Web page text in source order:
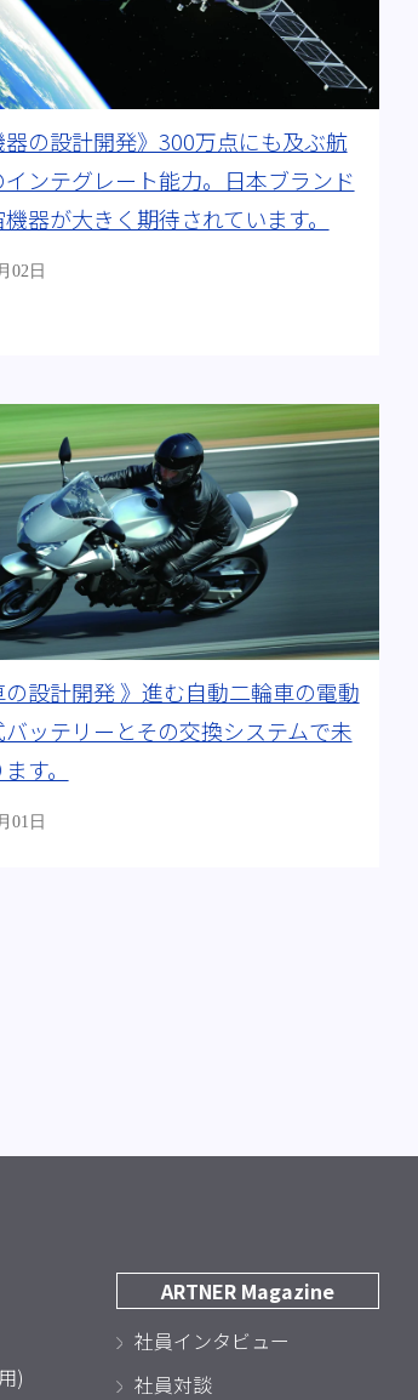
の設計開発》300万点にも及ぶ航
ンテグレート能力。日本ブランド
器が大きく期待されています。
02日
設計開発 》進む自動二輪車の電動
ッテリーとその交換システムで未
す。
01日
)
ARTNER Magazine
社員インタビュー
社員対談